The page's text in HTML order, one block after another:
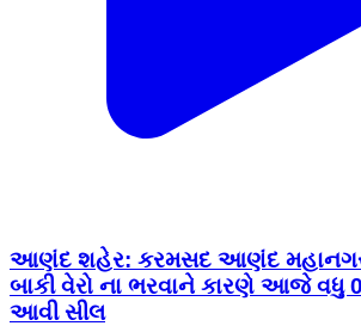
આણંદ શહેર: કરમસદ આણંદ
બાકી વેરો ના ભરવાને કારણે આજે વધુ
આવી સીલ